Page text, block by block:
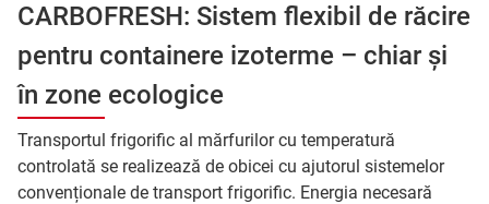
CARBOFRESH: Sistem flexibil de răcire
pentru containere izoterme – chiar și
în zone ecologice
Transportul frigorific al mărfurilor cu temperatură
controlată se realizează de obicei cu ajutorul sistemelor
convenționale de transport frigorific. Energia necesară